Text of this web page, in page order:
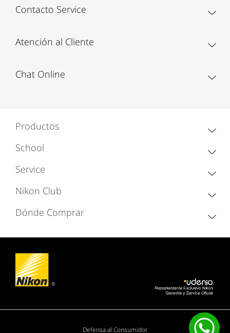
Contacto Service
Atención al Cliente
Chat Online
Productos
School
Service
Nikon Club
Dónde Comprar
Defensa al Consumidor